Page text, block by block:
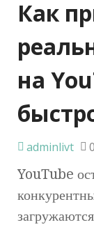
Как
на
adminlivt
YouTube